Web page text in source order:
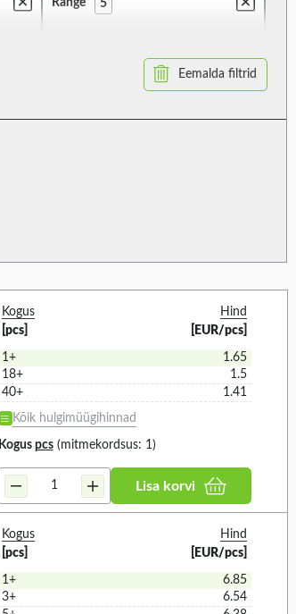
110...240V AC (2)
115...230V AC (1)
230/240V AC (1)
230V DC (3)
24...48V AC (1)
24...48V DC (1)
24V AC (8)
48V DC (1)
Range 5
VALIGE KÕIK
VALIGE KÕIK
25MA (2)
Eemalda filtrid
Kogus
[pcs]
Hind
[EUR/pcs]
1+
1.65
18+
1.5
40+
1.41
Kõik hulgimüügihinnad
Kogus pcs(mitmekordsus: 1)
Lisa korvi
Kogus
[pcs]
Hind
[EUR/pcs]
1+
6.85
3+
6.54